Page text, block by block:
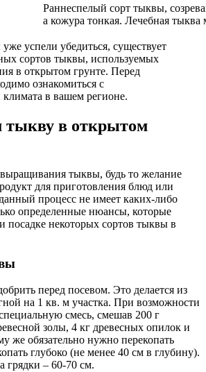
Раннеспелый сорт тыквы,
а кожура тонкая. Лечебная
успели убедиться, существует
сортов тыквы, используемых
в открытом грунте. Перед
ознакомиться с
климата в вашем регионе.
в открытом
тыквы, будь то желание
для приготовления блюд или
процесс не имеет каких-либо
определенные нюансы, которые
посадке некоторых сортов тыквы в
перед посевом. Это делается из
на 1 кв. м участка. При возможности
смесь, смешав 200 г
золы, 4 кг древесных опилок и
же обязательно нужно перекопать
глубоко (не менее 40 см в глубину).
грядки – 60-70 см.